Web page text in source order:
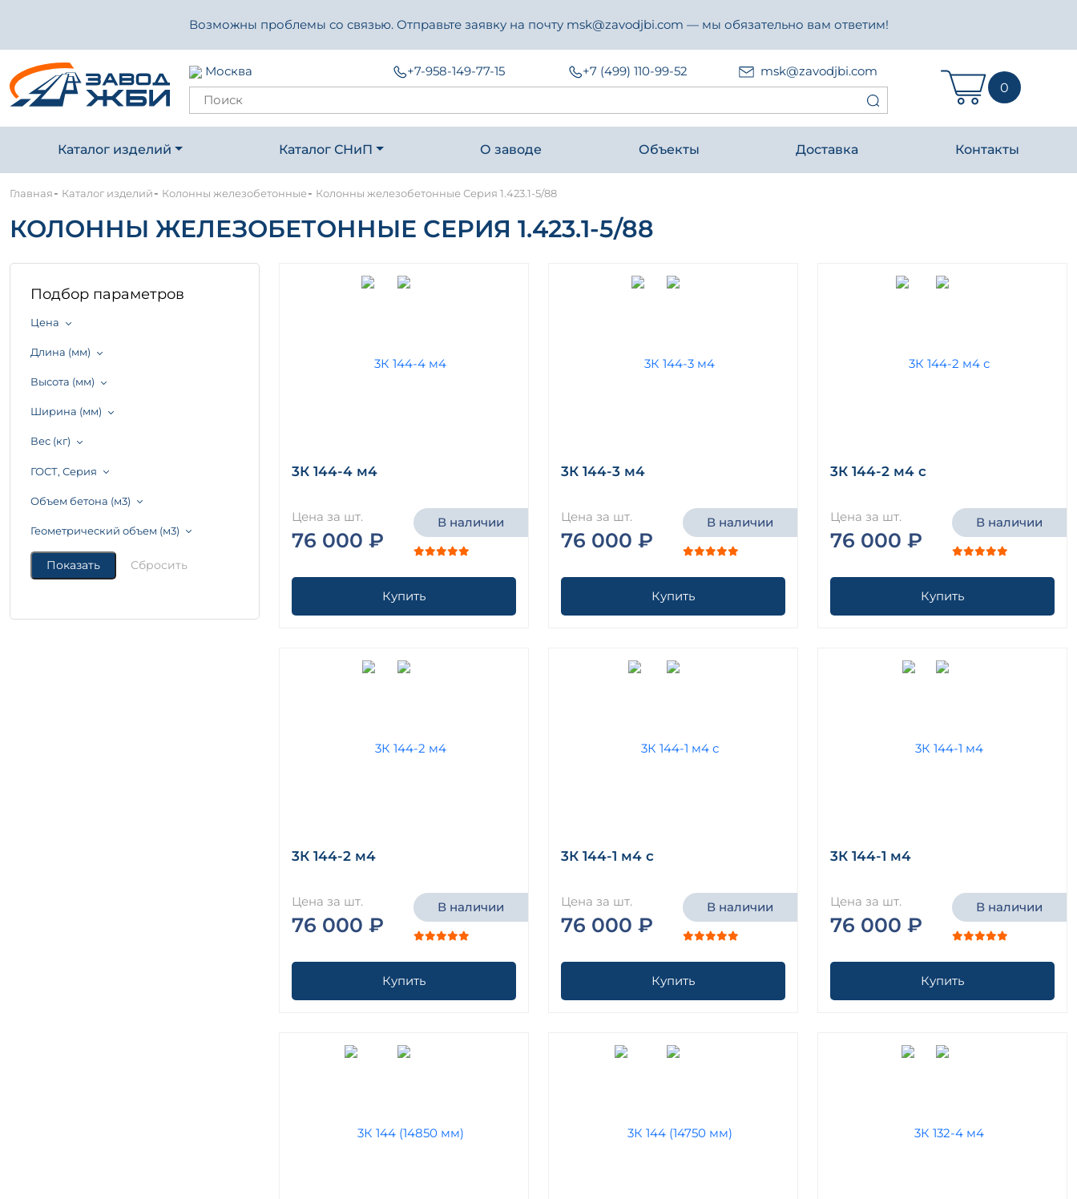
Возможны проблемы со связью. Отправьте заявку на почту msk@zavodjbi.com — мы обязательно вам ответим!
Москва +7-958-149-77-15 +7 (499) 110-99-52
msk@zavodjbi.com
0
Каталог изделий Каталог СНиП О заводе Объекты Доставка Контакты
Главная- Каталог изделий- Колонны железобетонные- Колонны железобетонные Серия 1.423.1-5/88
КОЛОННЫ ЖЕЛЕЗОБЕТОННЫЕ СЕРИЯ 1.423.1-5/88
Подбор параметров
Цена
Длина (мм)
Высота (мм)
Ширина (мм)
Вес (кг)
ГОСТ, Серия
Объем бетона (м3)
Геометрический объем (м3)
3К 144-4 м4
Цена за шт.
76 000 ₽
В наличии
Купить
3К 144-3 м4
Цена за шт.
76 000 ₽
В наличии
Купить
3К 144-2 м4 с
Цена за шт.
76 000 ₽
В наличии
Купить
3К 144-2 м4
Цена за шт.
76 000 ₽
В наличии
Купить
3К 144-1 м4 с
Цена за шт.
76 000 ₽
В наличии
Купить
3К 144-1 м4
Цена за шт.
76 000 ₽
В наличии
Купить